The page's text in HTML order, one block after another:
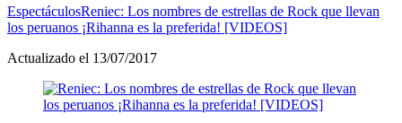
EspectáculosReniec: Los nombres de estrellas de Rock que llevan
los peruanos ¡Rihanna es la preferida! [VIDEOS]
Actualizado el 13/07/2017